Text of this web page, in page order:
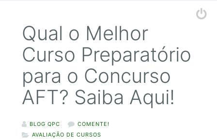
Qual o Melhor
Curso Preparatório
para o Concurso
AFT? Saiba Aqui!
BLOG QPC
COMENTE!
AVALIAÇÃO DE CURSOS